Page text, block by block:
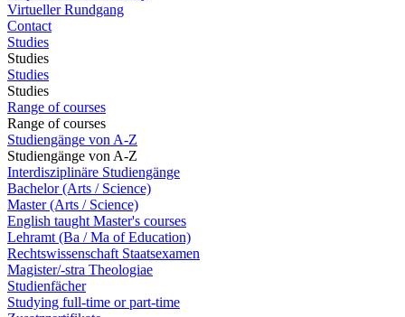
Virtueller Rundgang
Contact
Studies
Studies
Studies
Studies
Range of courses
Range of courses
Studiengänge von A-Z
Studiengänge von A-Z
Interdisziplinäre Studiengänge
Bachelor (Arts / Science)
Master (Arts / Science)
English taught Master's courses
Lehramt (Ba / Ma of Education)
Rechtswissenschaft Staatsexamen
Magister/-stra Theologiae
Studienfächer
Studying full-time or part-time